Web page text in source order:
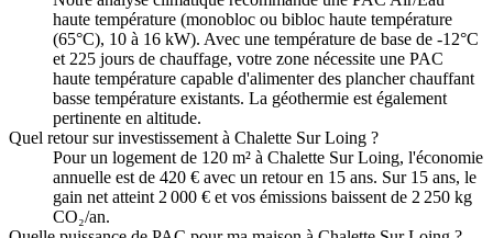
haute température (monobloc ou bibloc haute température
(65°C), 10 à 16 kW). Avec une température de base de -12°C
et 225 jours de chauffage, votre zone nécessite une PAC
haute température capable d'alimenter des plancher chauffant
basse température existants. La géothermie est également
pertinente en altitude.
Quel retour sur investissement à Chalette Sur Loing ?
Pour un logement de 120 m² à Chalette Sur Loing, l'économie
annuelle est de 420 € avec un retour en 15 ans. Sur 15 ans, le
gain net atteint 2 000 € et vos émissions baissent de 2 250 kg
CO₂/an.